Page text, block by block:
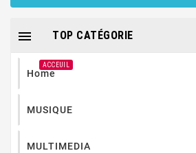
TOP CATÉGORIE

Home
ACCEUIL
MUSIQUE
MULTIMEDIA